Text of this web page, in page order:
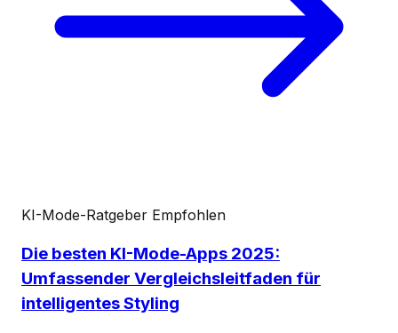
KI-Mode-Ratgeber Empfohlen
Die besten KI-Mode-Apps 2025:
Umfassender Vergleichsleitfaden für
intelligentes Styling